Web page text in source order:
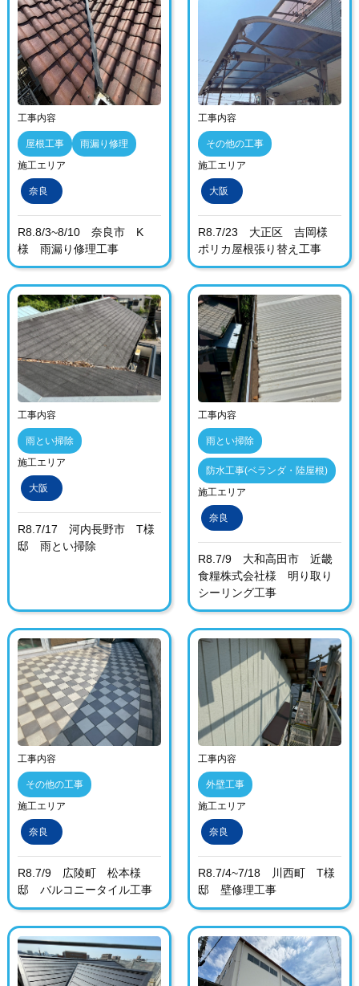
工事内容
屋根工事
雨漏り修理
施工エリア
奈良
R8.8/3~8/10 奈良市 K
様 雨漏り修理工事
工事内容
その他の工事
施工エリア
大阪
R8.7/23 大正区 吉岡様
ポリカ屋根張り替え工事
工事内容
雨とい掃除
施工エリア
大阪
R8.7/17 河内長野市 T様
邸 雨とい掃除
工事内容
雨とい掃除
防水工事(ベランダ・陸屋根)
施工エリア
奈良
R8.7/9 大和高田市 近畿
食糧株式会社様 明り取り
シーリング工事
工事内容
その他の工事
施工エリア
奈良
R8.7/9 広陵町 松本様
邸 バルコニータイル工事
工事内容
外壁工事
施工エリア
奈良
R8.7/4~7/18 川西町 T様
邸 壁修理工事